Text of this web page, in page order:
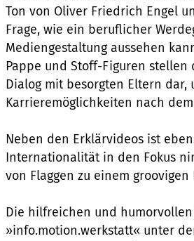
Ton von Oliver Friedrich Engel
Frage, wie ein beruflicher
Mediengestaltung aussehen
Pappe und Stoff-Figuren
Dialog mit besorgten Eltern
Karrieremöglichkeiten nach
Neben den Erklärvideos ist
Internationalität in den Fokus
von Flaggen zu einem groovigen
Die hilfreichen und
»info.motion.werkstatt« unter